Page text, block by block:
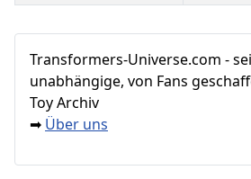
Transformers‑Universe.com -
unabhängige, von Fans
Toy Archiv
➡ Über uns